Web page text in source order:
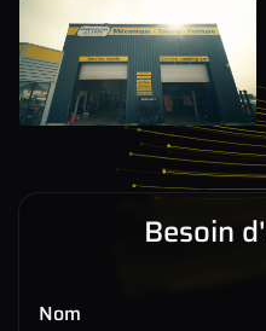
Besoin
Nom